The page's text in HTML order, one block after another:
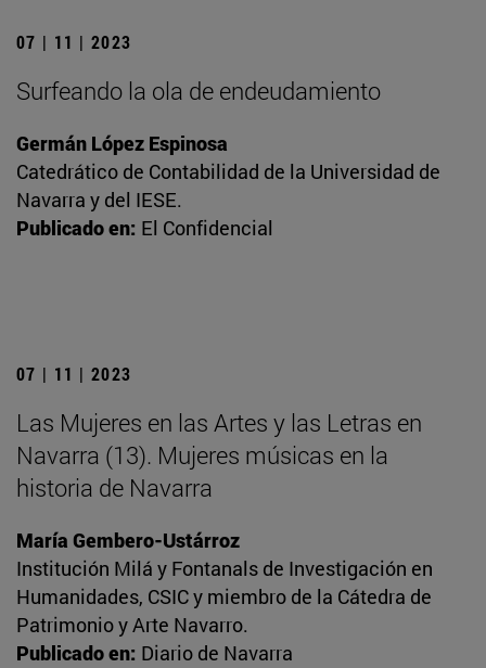
07 | 11 | 2023
Surfeando la ola de endeudamiento
Germán López Espinosa
Catedrático de Contabilidad de la Universidad de
Navarra y del IESE.
Publicado en: El Confidencial
07 | 11 | 2023
Las Mujeres en las Artes y las Letras en
Navarra (13). Mujeres músicas en la
historia de Navarra
María Gembero-Ustárroz
Institución Milá y Fontanals de Investigación en
Humanidades, CSIC y miembro de la Cátedra de
Patrimonio y Arte Navarro.
Publicado en: Diario de Navarra